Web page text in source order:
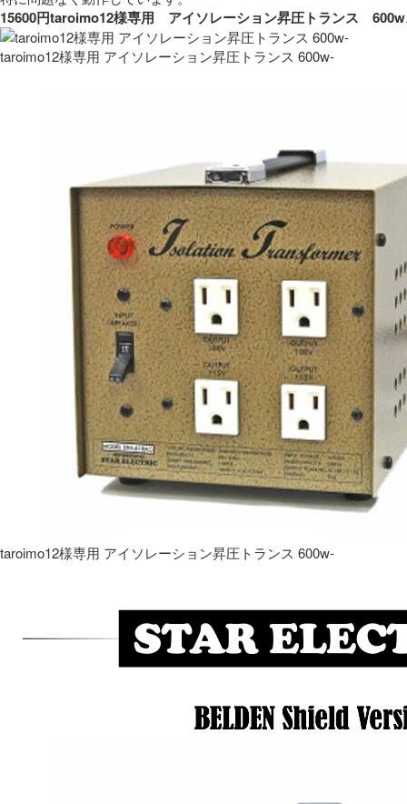
15600円taroimo12様専用　アイソレーション昇圧トランス　
taroimo12様専用 アイソレーション昇圧トランス 600w-
taroimo12様専用 アイソレーション昇圧トランス 600w-